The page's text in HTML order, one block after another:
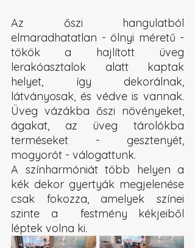
Az őszi hangulatból
elmaradhatatlan - ölnyi méretű -
tökök a hajlított üveg
lerakóasztalok alatt kaptak
helyet, így dekorálnak,
látványosak, és védve is vannak.
Üveg vázákba őszi növényeket,
ágakat, az üveg tárolókba
terméseket - gesztenyét,
mogyorót - válogattunk.
A színharmóniát több helyen a
kék dekor gyertyák megjelenése
csak fokozza, amelyek színei
szinte a  festmény kékjeiből
léptek volna ki.